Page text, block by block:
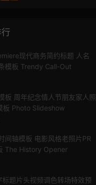
现代商务简约标题 人名
模板 Trendy Call-Out
板 周年纪念情人节朋友家人照
板 Photo Slideshow
间轴模板 电影风格老照片PR
The History Opener
题片头视频调色转场特效预